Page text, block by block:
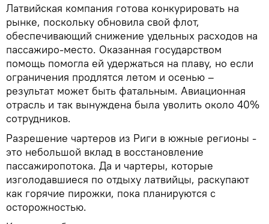
Латвийская компания готова конкурировать на
рынке, поскольку обновила свой флот,
обеспечивающий снижение удельных расходов на
пассажиро-место. Оказанная государством
помощь помогла ей удержаться на плаву, но если
ограничения продлятся летом и осенью –
результат может быть фатальным. Авиационная
отрасль и так вынуждена была уволить около 40%
сотрудников.
Разрешение чартеров из Риги в южные регионы -
это небольшой вклад в восстановление
пассажиропотока. Да и чартеры, которые
изголодавшиеся по отдыху латвийцы, раскупают
как горячие пирожки, пока планируются с
осторожностью.